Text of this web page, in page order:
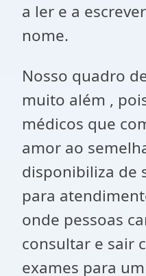
a ler e a
nome.
Nosso quadro
muito além ,
médicos que
amor ao
disponibiliza de
para
onde pessoas
consultar e sair
exames para